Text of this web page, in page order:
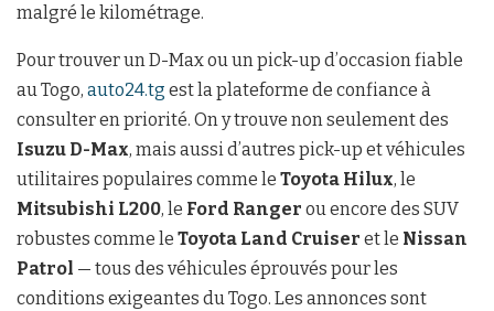
malgré le kilométrage.
Pour trouver un D-Max ou un pick-up d’occasion fiable
au Togo, auto24.tg est la plateforme de confiance à
consulter en priorité. On y trouve non seulement des
Isuzu D-Max, mais aussi d’autres pick-up et véhicules
utilitaires populaires comme le Toyota Hilux, le
Mitsubishi L200, le Ford Ranger ou encore des SUV
robustes comme le Toyota Land Cruiser et le Nissan
Patrol — tous des véhicules éprouvés pour les
conditions exigeantes du Togo. Les annonces sont